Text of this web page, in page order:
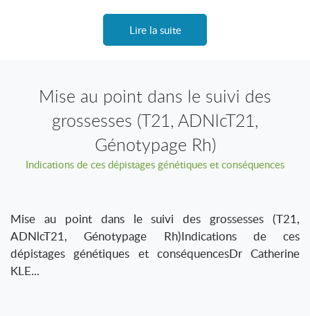
Lire la suite
Mise au point dans le suivi des
grossesses (T21, ADNlcT21,
Génotypage Rh)
Indications de ces dépistages génétiques et conséquences
Mise au point dans le suivi des grossesses (T21,
ADNlcT21, Génotypage Rh)Indications de ces
dépistages génétiques et conséquencesDr Catherine
KLE...